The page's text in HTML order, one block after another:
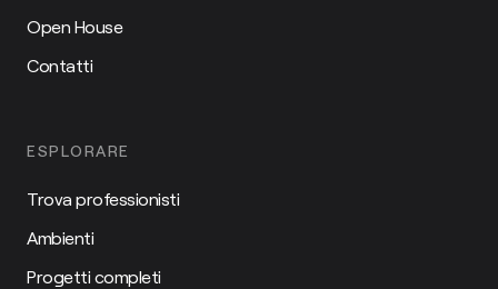
Open House
Contatti
ESPLORARE
Trova professionisti
Ambienti
Progetti completi